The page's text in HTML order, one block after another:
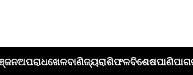
ଅପରାଧଖେଳବାଣିଜ୍ୟରାଶିଫଳବିଶେଷପାଣିପାଗ